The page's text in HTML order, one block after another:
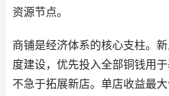
资源节点。
商铺是经济体系的核心支柱。
度建设，优先投入全部铜钱用
不急于拓展新店。单店收益最